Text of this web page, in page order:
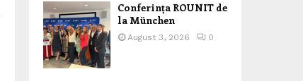
Conferința ROUNIT de
la München
August 3, 2026 0